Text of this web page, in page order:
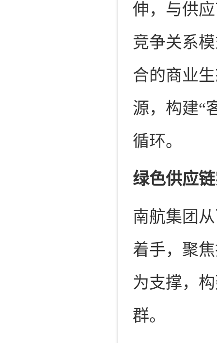
伸，与供
竞争关系
合的商业
源，构建“
循环。
绿色供应
南航集团
着手，聚
为支撑，
群。